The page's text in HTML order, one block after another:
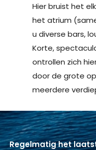
Hier bruist het
het atrium
u diverse bars,
Korte,
ontrollen zich
door de grote
meerdere
Regelmatig het